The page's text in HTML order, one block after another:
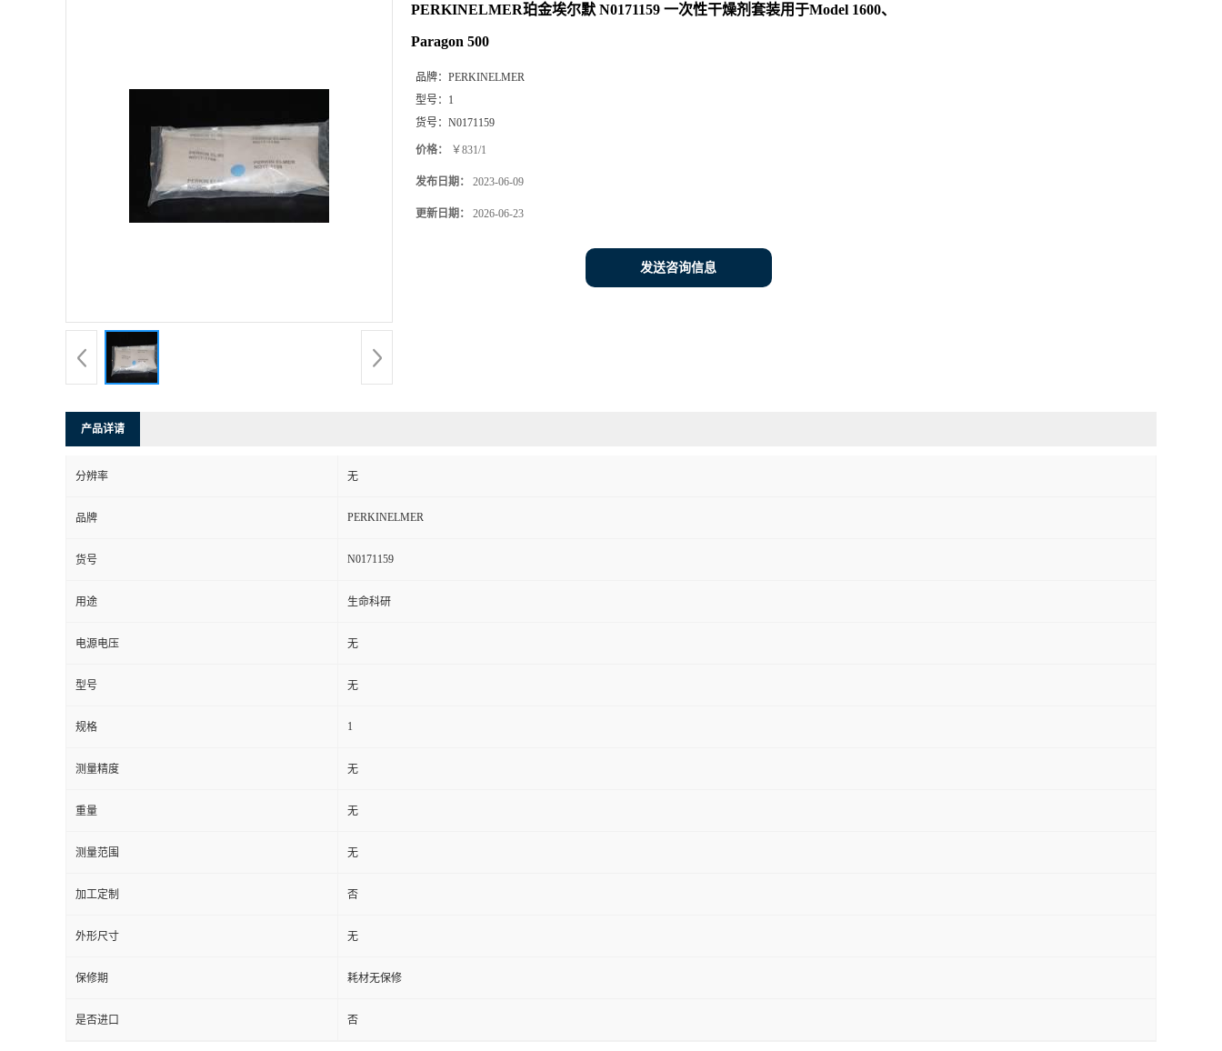
PERKINELMER珀金埃尔默 N0171159 一次性干燥剂套装用于Model 1600、
Paragon 500
品牌： PERKINELMER
型号： 1
货号： N0171159
价格： ￥831/1
发布日期： 2023-06-09
更新日期： 2026-06-23
发送咨询信息
产品详请
分辨率 无
品牌 PERKINELMER
货号 N0171159
用途 生命科研
电源电压 无
型号 无
规格 1
测量精度 无
重量 无
测量范围 无
加工定制 否
外形尺寸 无
保修期 耗材无保修
是否进口 否